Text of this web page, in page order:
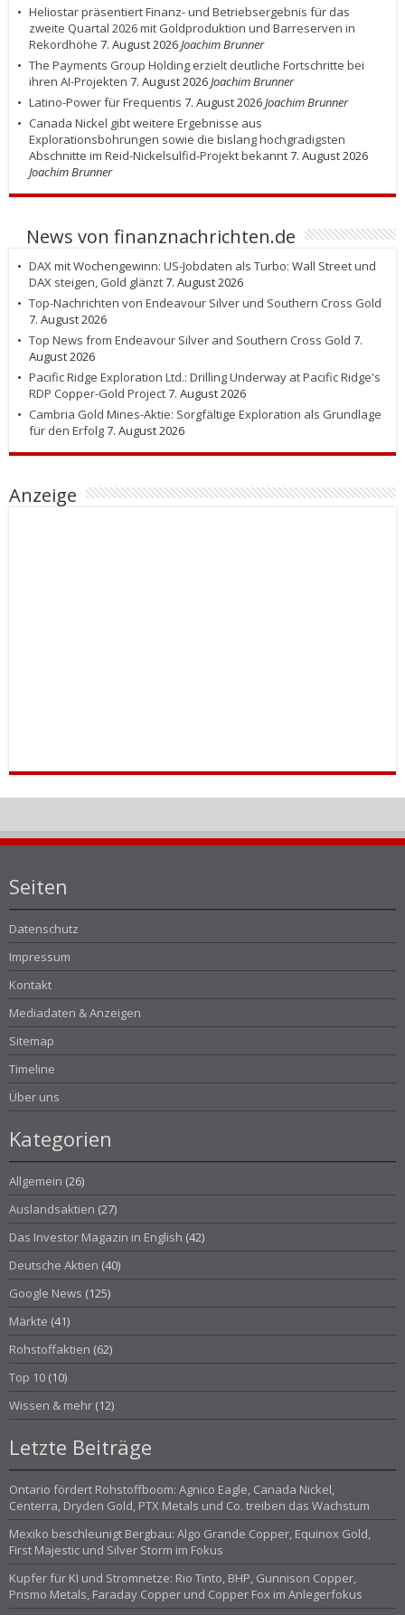
Heliostar präsentiert Finanz- und Betriebsergebnis für das
zweite Quartal 2026 mit Goldproduktion und Barreserven in
Rekordhöhe 7. August 2026 Joachim Brunner
The Payments Group Holding erzielt deutliche Fortschritte bei
ihren AI-Projekten 7. August 2026 Joachim Brunner
Latino-Power für Frequentis 7. August 2026 Joachim Brunner
Canada Nickel gibt weitere Ergebnisse aus
Explorationsbohrungen sowie die bislang hochgradigsten
Abschnitte im Reid-Nickelsulfid-Projekt bekannt7. August 2026
Joachim Brunner
News von finanznachrichten.de
DAX mit Wochengewinn: US-Jobdaten als Turbo: Wall Street und
DAX steigen, Gold glänzt7. August 2026
Top-Nachrichten von Endeavour Silver und Southern Cross Gold
7. August 2026
Top News from Endeavour Silver and Southern Cross Gold 7.
August 2026
Pacific Ridge Exploration Ltd.: Drilling Underway at Pacific Ridge's
RDP Copper-Gold Project7. August 2026
Cambria Gold Mines-Aktie: Sorgfältige Exploration als Grundlage
für den Erfolg7. August 2026
Anzeige
Seiten
Datenschutz
Impressum
Kontakt
Mediadaten & Anzeigen
Sitemap
Timeline
Über uns
Kategorien
Allgemein (26)
Auslandsaktien (27)
Das Investor Magazin in English (42)
Deutsche Aktien (40)
Google News (125)
Märkte (41)
Rohstoffaktien (62)
Top 10 (10)
Wissen & mehr (12)
Letzte Beiträge
Ontario fördert Rohstoffboom: Agnico Eagle, Canada Nickel,
Centerra, Dryden Gold, PTX Metals und Co. treiben das Wachstum
Mexiko beschleunigt Bergbau: Algo Grande Copper, Equinox Gold,
First Majestic und Silver Storm im Fokus
Kupfer für KI und Stromnetze: Rio Tinto, BHP, Gunnison Copper,
Prismo Metals, Faraday Copper und Copper Fox im Anlegerfokus